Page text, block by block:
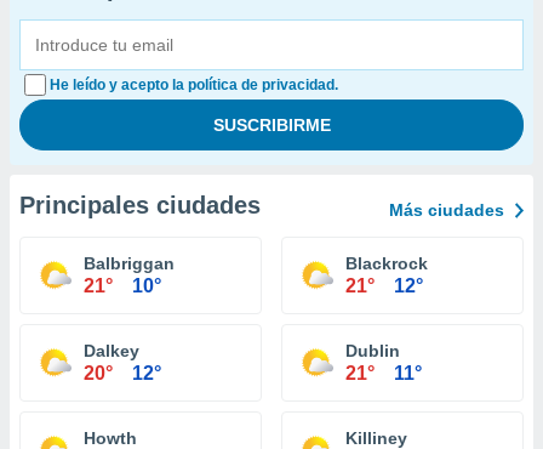
He leído y acepto la política de privacidad.
Principales ciudades Más ciudades
Balbriggan
21° 10°
Blackrock
21° 12°
Dalkey
20° 12°
Dublin
21° 11°
Howth Killiney